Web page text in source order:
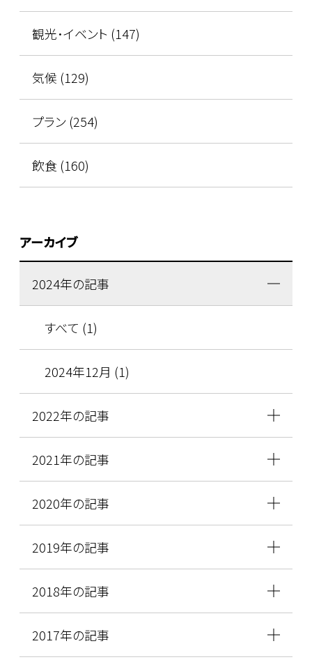
観光･イベント (147)
気候 (129)
プラン (254)
飲食 (160)
アーカイブ
2024年の記事
すべて (1)
2024年12月 (1)
2022年の記事
2021年の記事
2020年の記事
2019年の記事
2018年の記事
2017年の記事